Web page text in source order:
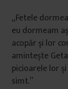
„Fetele
eu dormeam
acopăr și lor
amintește
picioarele lor
simt.”